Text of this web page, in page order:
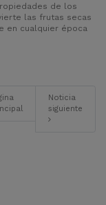
de los
las frutas secas
en cualquier época
Noticia
siguiente